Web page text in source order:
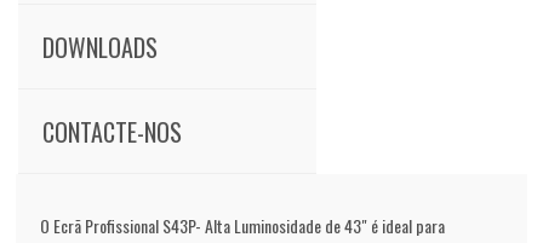
DOWNLOADS
CONTACTE-NOS
O Ecrã Profissional S43P- Alta Luminosidade de 43" é ideal para